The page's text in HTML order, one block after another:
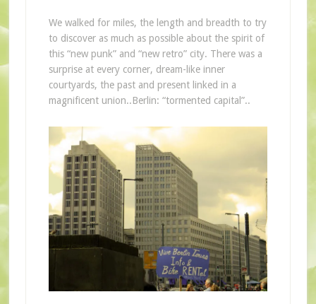
We walked for miles, the length and breadth to try
to discover as much as possible about the spirit of
this “new punk” and “new retro” city. There was a
surprise at every corner, dream-like inner
courtyards, the past and present linked in a
magnificent union..Berlin: “tormented capital”..